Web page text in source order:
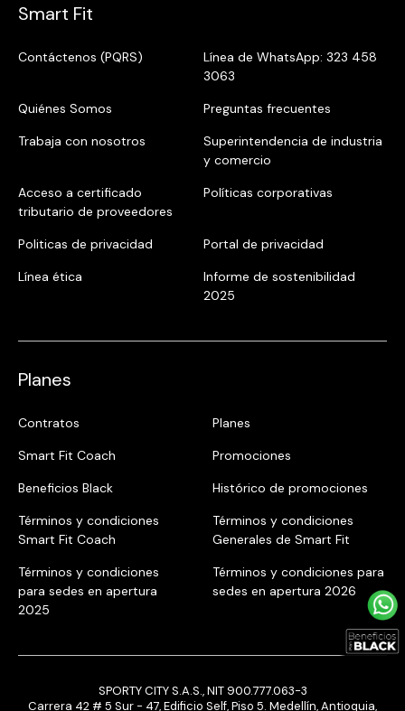
Smart Fit
Contáctenos (PQRS)
Línea de WhatsApp: 323 458
3063
Quiénes Somos
Preguntas frecuentes
Trabaja con nosotros
Superintendencia de industria
y comercio
Acceso a certificado
tributario de proveedores
Políticas corporativas
Politicas de privacidad
Portal de privacidad
Línea ética
Informe de sostenibilidad
2025
Planes
Contratos
Planes
Smart Fit Coach
Promociones
Beneficios Black
Histórico de promociones
Términos y condiciones
Smart Fit Coach
Términos y condiciones
Generales de Smart Fit
Términos y condiciones
para sedes en apertura
2025
Términos y condiciones para
sedes en apertura 2026
SPORTY CITY S.A.S., NIT 900.777.063-3
Carrera 42 # 5 Sur - 47, Edificio Self, Piso 5. Medellín, Antioquia,